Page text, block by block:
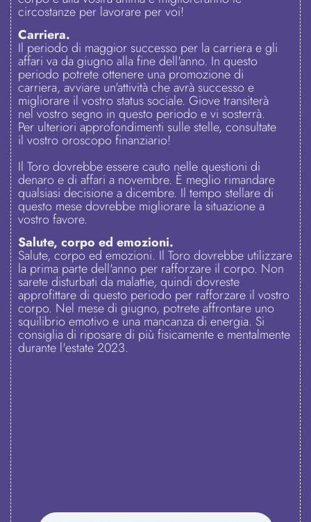
circostanze per lavorare per voi!
Carriera.
Il periodo di maggior successo per la carriera e gli
affari va da giugno alla fine dell'anno. In questo
periodo potrete ottenere una promozione di
carriera, avviare un'attività che avrà successo e
migliorare il vostro status sociale. Giove transiterà
nel vostro segno in questo periodo e vi sosterrà.
Per ulteriori approfondimenti sulle stelle, consultate
il vostro oroscopo finanziario!
Il Toro dovrebbe essere cauto nelle questioni di
denaro e di affari a novembre. È meglio rimandare
qualsiasi decisione a dicembre. Il tempo stellare di
questo mese dovrebbe migliorare la situazione a
vostro favore.
Salute, corpo ed emozioni.
Salute, corpo ed emozioni. Il Toro dovrebbe utilizzare
la prima parte dell'anno per rafforzare il corpo. Non
sarete disturbati da malattie, quindi dovreste
approfittare di questo periodo per rafforzare il vostro
corpo. Nel mese di giugno, potrete affrontare uno
squilibrio emotivo e una mancanza di energia. Si
consiglia di riposare di più fisicamente e mentalmente
durante l'estate 2023.